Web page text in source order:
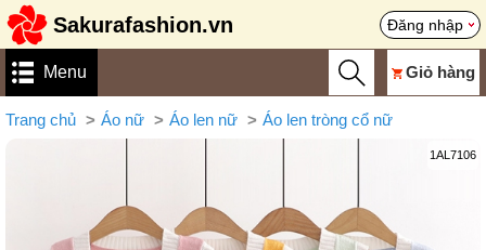
Sakurafashion.vn Đăng nhập
Menu Giỏ hàng
Trang chủ Áo nữ Áo len nữ Áo len tròng cổ nữ
1AL7106